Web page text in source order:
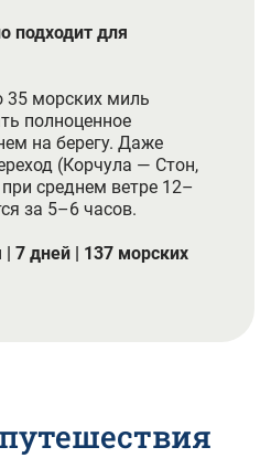
подходит для
35 морских миль
полноценное
на берегу. Даже
(Корчула — Стон,
среднем ветре 12–
за 5–6 часов.
дней | 137 морских